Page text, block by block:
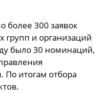
более 300 заявок
групп и организаций
было 30 номинаций,
По итогам отбора